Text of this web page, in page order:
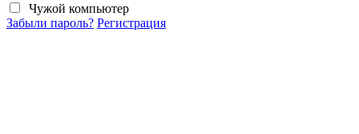
Чужой компьютер
Забыли пароль? Регистрация